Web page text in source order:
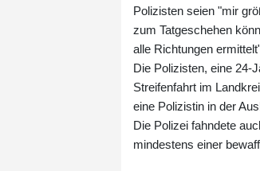
Polizisten seien "mir
zum Tatgeschehen
alle Richtungen
Die Polizisten, eine 24-
Streifenfahrt im
eine Polizistin in der
Die Polizei fahndete
mindestens einer